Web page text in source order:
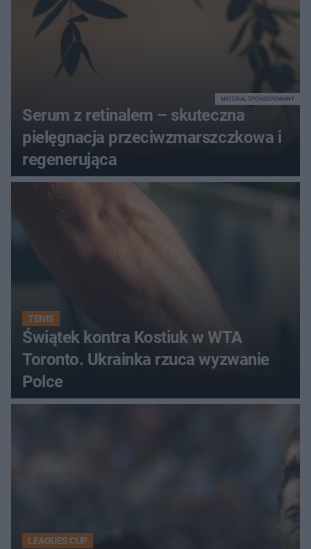
Serum z retinalem – skuteczna
pielęgnacja przeciwzmarszczkowa i
regenerująca
MATERIAŁ SPONSOROWANY
TENIS
Świątek kontra Kostiuk w WTA
Toronto. Ukrainka rzuca wyzwanie
Polce
LEAGUES CUP